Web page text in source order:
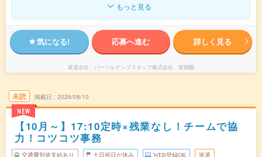
もっと見る
気になる! 応募へ進む 詳しく見る
派遣会社 パーソルテンプスタッフ株式会社 首都圏
未読
NEW
掲載日 2026/08/10
【10月～】17:10定時×残業なし！チームで協
力！コツコツ事務
交通費別途支給あり 土日祝日が休み WEB登録OK 派遣